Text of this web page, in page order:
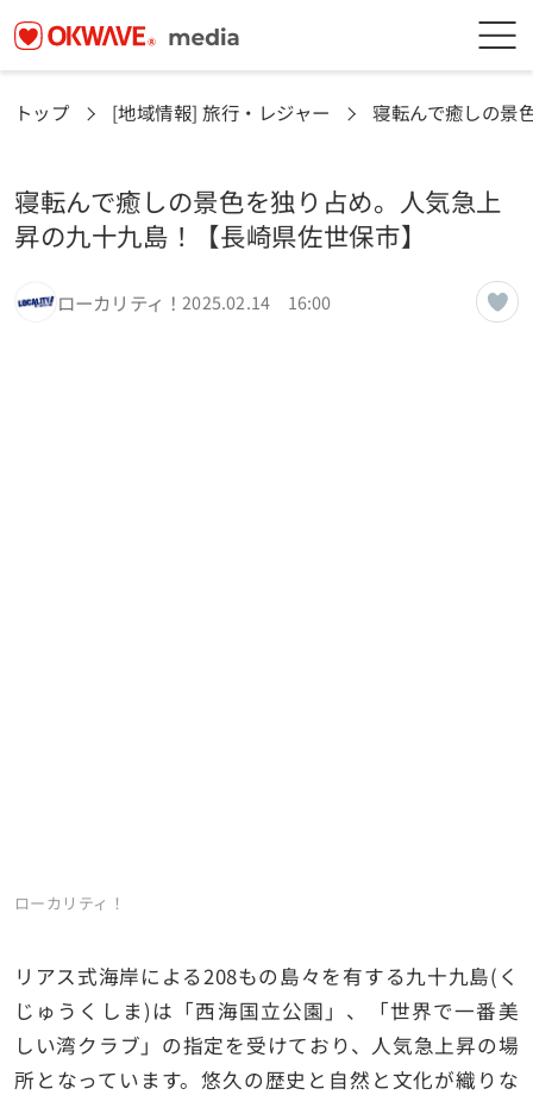
トップ [地域情報] 旅行・レジャー 寝転んで癒しの景
寝転んで癒しの景色を独り占め。人気急上
昇の九十九島！【長崎県佐世保市】
ローカリティ！2025.02.14 16:00
ローカリティ！
リアス式海岸による208もの島々を有する九十九島(く
じゅうくしま)は「西海国立公園」、「世界で一番美
しい湾クラブ」の指定を受けており、人気急上昇の場
所となっています。悠久の歴史と自然と文化が織りな